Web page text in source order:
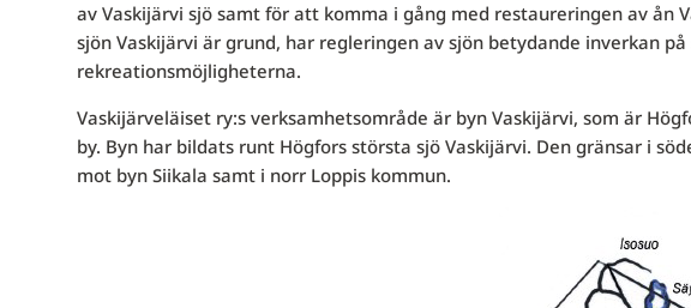
av Vaskijärvi sjö samt för att komma i gång med restaureringen av ån
sjön Vaskijärvi är grund, har regleringen av sjön betydande inverkan
rekreationsmöjligheterna.
Vaskijärveläiset ry:s verksamhetsområde är byn Vaskijärvi, som är
by. Byn har bildats runt Högfors största sjö Vaskijärvi. Den gränsar i
mot byn Siikala samt i norr Loppis kommun.